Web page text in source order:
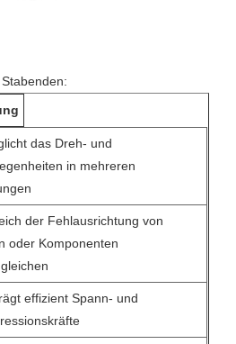
das Dreh- und
in mehreren
der Fehlausrichtung von
oder Komponenten
effizient Spann- und